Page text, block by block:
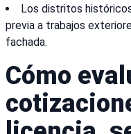
Los distritos
previa a trabajos
fachada.
Cómo